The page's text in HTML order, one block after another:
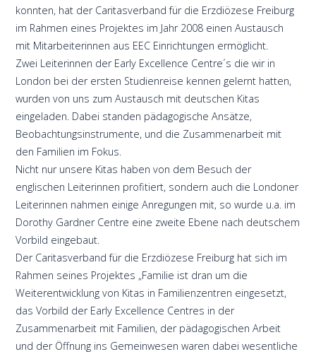
konnten, hat der Caritasverband für die Erzdiözese Freiburg
im Rahmen eines Projektes im Jahr 2008 einen Austausch
mit Mitarbeiterinnen aus EEC Einrichtungen ermöglicht.
Zwei Leiterinnen der Early Excellence Centre´s die wir in
London bei der ersten Studienreise kennen gelernt hatten,
wurden von uns zum Austausch mit deutschen Kitas
eingeladen. Dabei standen pädagogische Ansätze,
Beobachtungsinstrumente, und die Zusammenarbeit mit
den Familien im Fokus.
Nicht nur unsere Kitas haben von dem Besuch der
englischen Leiterinnen profitiert, sondern auch die Londoner
Leiterinnen nahmen einige Anregungen mit, so wurde u.a. im
Dorothy Gardner Centre eine zweite Ebene nach deutschem
Vorbild eingebaut.
Der Caritasverband für die Erzdiözese Freiburg hat sich im
Rahmen seines Projektes „Familie ist dran um die
Weiterentwicklung von Kitas in Familienzentren eingesetzt,
das Vorbild der Early Excellence Centres in der
Zusammenarbeit mit Familien, der pädagogischen Arbeit
und der Öffnung ins Gemeinwesen waren dabei wesentliche